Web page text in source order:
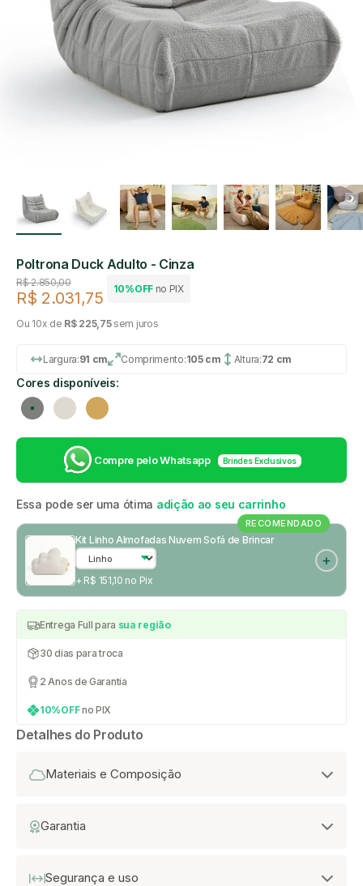
Poltrona Duck Adulto - Cinza
Preço regular
R$ 2.850,00
Preço de venda
R$ 2.031,75 10%OFFno PIX
Ou 10x de R$ 225,75sem juros
Largura:91 cm Comprimento:105 cm Altura:72 cm
Cores disponíveis:
Cinza Linho Mostarda
Compre pelo Whatsapp Brindes Exclusivos
Essa pode ser uma ótima adição ao seu carrinho
RECOMENDADO
Kit Linho Almofadas Nuvem Sofá de Brincar
+ R$ 151,10 no Pix
Entrega Full para sua região
30 dias para troca
2 Anos de Garantia
10%OFFno PIX
Detalhes do Produto
Materiais e Composição
Garantia
Segurança e uso